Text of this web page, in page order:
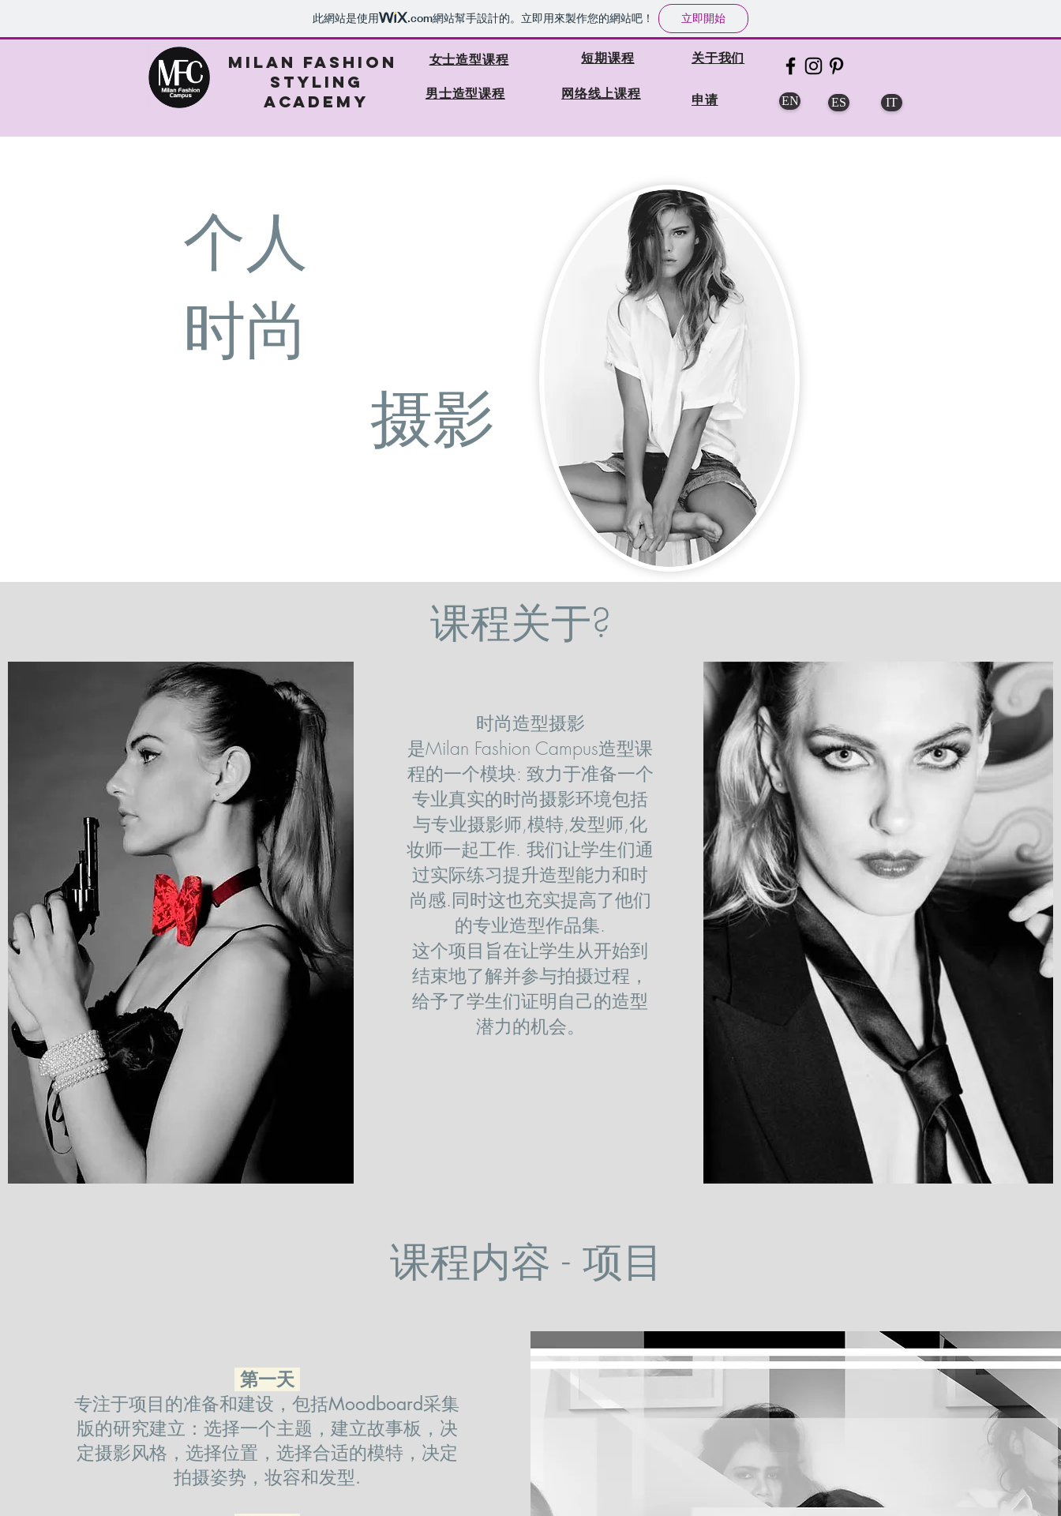
此網站是使用 .com網站幫手設計的。立即用來製作您的網站吧！ 立即開始
MILAN FASHION
STYLING
ACADEMY
女士造型课程
短期课程
​男士造型课程
网络线上课程
关于我们
申请 EN ES IT
个人
时尚
摄影
课程关于?
时尚造型摄影
是Milan Fashion Campus造型课
程的一个模块: 致力于准备一个
专业真实的时尚摄影环境包括
与专业摄影师,模特,发型师,化
妆师一起工作. 我们让学生们通
过实际练习提升造型能力和时
尚感.同时这也充实提高了他们
的专业造型作品集.
这个项目旨在让学生从开始到
结束地了解并参与拍摄过程，
给予了学生们证明自己的造型
潜力的机会。
课程内容 - 项目
第一天
专注于项目的准备和建设，包括Moodboard采集
版的研究建立：选择一个主题，建立故事板，决
定摄影风格，选择位置，选择合适的模特，决定
拍摄姿势，妆容和发型.